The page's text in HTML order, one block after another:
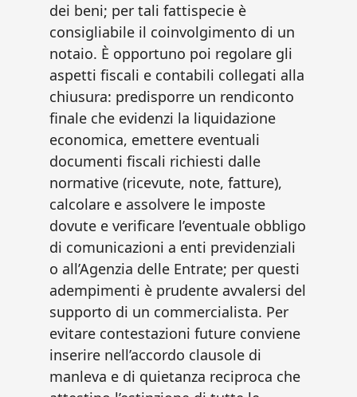
dei beni; per tali fattispecie è
consigliabile il coinvolgimento di un
notaio. È opportuno poi regolare gli
aspetti fiscali e contabili collegati alla
chiusura: predisporre un rendiconto
finale che evidenzi la liquidazione
economica, emettere eventuali
documenti fiscali richiesti dalle
normative (ricevute, note, fatture),
calcolare e assolvere le imposte
dovute e verificare l’eventuale obbligo
di comunicazioni a enti previdenziali
o all’Agenzia delle Entrate; per questi
adempimenti è prudente avvalersi del
supporto di un commercialista. Per
evitare contestazioni future conviene
inserire nell’accordo clausole di
manleva e di quietanza reciproca che